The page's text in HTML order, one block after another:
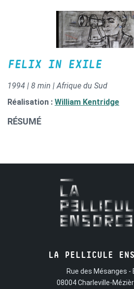
FELIX IN EXILE
1994 | 8 min | Afrique du Sud
Réalisation : William Kentridge
RÉSUMÉ
LA PELLICULE
Rue des Mésanges -
08004 Charleville-